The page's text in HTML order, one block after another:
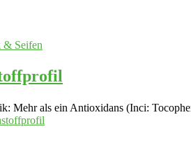
& Seifen
Mehr als ein Antioxidans (Inci: